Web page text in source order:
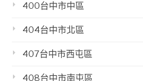
400台中市中區
404台中市北區
407台中市西屯區
408台中市南屯區